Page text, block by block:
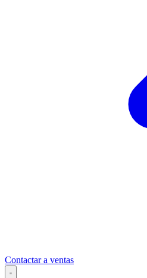
Contactar a ventas